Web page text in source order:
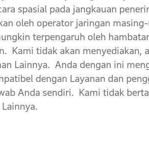
spasial pada jangkauan
oleh operator jaringan
terpengaruh oleh
Kami tidak akan menyediakan,
Lainnya. Anda dengan ini
dengan Layanan dan
Anda sendiri. Kami tidak